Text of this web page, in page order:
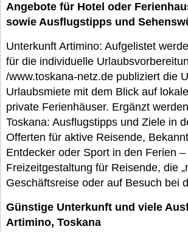
Angebote für Hotel oder
sowie Ausflugstipps und
Unterkunft Artimino: Aufgelistet
für die individuelle
/www.toskana-netz.de publiziert die
Urlaubsmiete mit dem Blick auf
private Ferienhäuser. Ergänzt
Toskana: Ausflugstipps und Ziele in
Offerten für aktive Reisende,
Entdecker oder Sport in den Ferien
Freizeitgestaltung für Reisende, die
Geschäftsreise oder auf Besuch bei
Günstige Unterkunft und viele
Artimino, Toskana